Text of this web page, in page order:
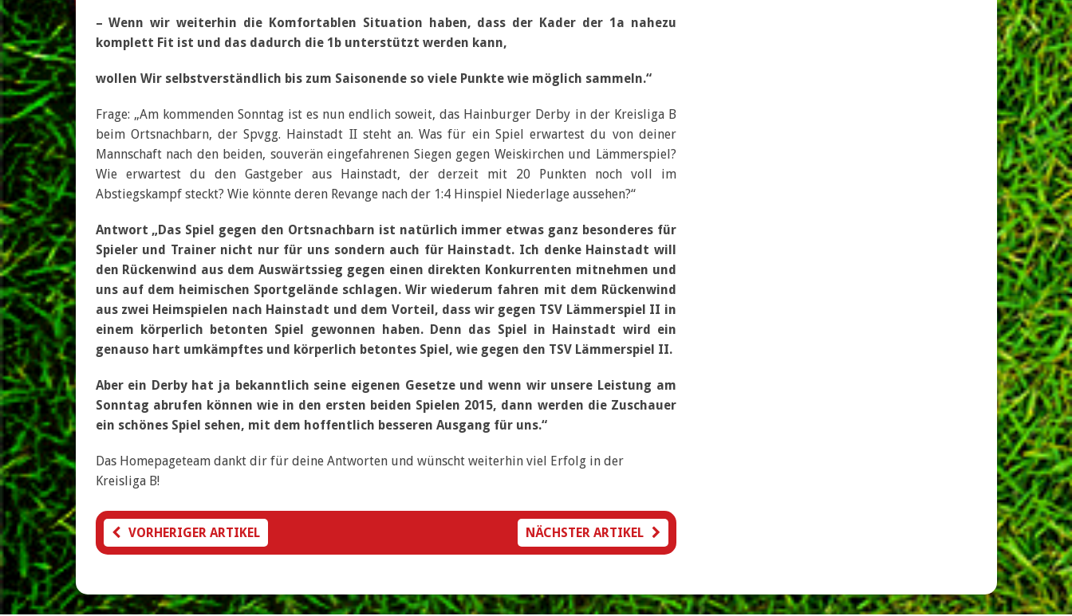
– Wenn wir weiterhin die Komfortablen Situation haben, dass der Kader der 1a nahezu
komplett Fit ist und das dadurch die 1b unterstützt werden kann,
wollen Wir selbstverständlich bis zum Saisonende so viele Punkte wie möglich sammeln.“
Frage: „Am kommenden Sonntag ist es nun endlich soweit, das Hainburger Derby in der Kreisliga B
beim Ortsnachbarn, der Spvgg. Hainstadt II steht an. Was für ein Spiel erwartest du von deiner
Mannschaft nach den beiden, souverän eingefahrenen Siegen gegen Weiskirchen und Lämmerspiel?
Wie erwartest du den Gastgeber aus Hainstadt, der derzeit mit 20 Punkten noch voll im
Abstiegskampf steckt? Wie könnte deren Revange nach der 1:4 Hinspiel Niederlage aussehen?“
Antwort „Das Spiel gegen den Ortsnachbarn ist natürlich immer etwas ganz besonderes für
Spieler und Trainer nicht nur für uns sondern auch für Hainstadt. Ich denke Hainstadt will
den Rückenwind aus dem Auswärtssieg gegen einen direkten Konkurrenten mitnehmen und
uns auf dem heimischen Sportgelände schlagen. Wir wiederum fahren mit dem Rückenwind
aus zwei Heimspielen nach Hainstadt und dem Vorteil, dass wir gegen TSV Lämmerspiel II in
einem körperlich betonten Spiel gewonnen haben. Denn das Spiel in Hainstadt wird ein
genauso hart umkämpftes und körperlich betontes Spiel, wie gegen den TSV Lämmerspiel II.
Aber ein Derby hat ja bekanntlich seine eigenen Gesetze und wenn wir unsere Leistung am
Sonntag abrufen können wie in den ersten beiden Spielen 2015, dann werden die Zuschauer
ein schönes Spiel sehen, mit dem hoffentlich besseren Ausgang für uns.“
Das Homepageteam dankt dir für deine Antworten und wünscht weiterhin viel Erfolg in der
Kreisliga B!
VORHERIGER ARTIKEL NÄCHSTER ARTIKEL